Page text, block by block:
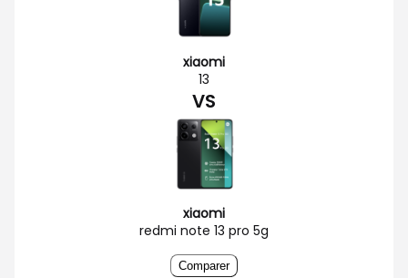
xiaomi
13
VS
xiaomi
redmi note 13 pro 5g
Comparer